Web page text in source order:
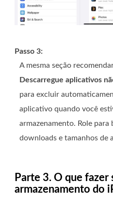
Passo 3:
A mesma seção
Descarregue aplicativos
para excluir
aplicativo quando você
armazenamento. Role para
downloads e tamanhos de
Parte 3. O que fazer
armazenamento do